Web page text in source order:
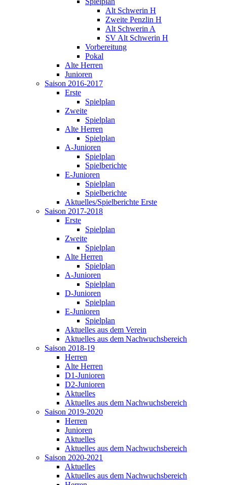
Alt Schwerin H
Zweite Penzlin H
Alt Schwerin A
SV Alt Schwerin H
Vorbereitung
Pokal
Alte Herren
Junioren
Saison 2016-2017
Erste
Spielplan
Zweite
Spielplan
Alte Herren
Spielplan
A-Junioren
Spielplan
Spielberichte
E-Junioren
Spielplan
Spielberichte
Aktuelles/Spielberichte Erste
Saison 2017-2018
Erste
Spielplan
Zweite
Spielplan
Alte Herren
Spielplan
A-Junioren
Spielplan
D-Junioren
Spielplan
E-Junioren
Spielplan
Aktuelles aus dem Verein
Aktuelles aus dem Nachwuchsbereich
Saison 2018-19
Herren
Alte Herren
D1-Junioren
D2-Junioren
Aktuelles
Aktuelles aus dem Nachwuchsbereich
Saison 2019-2020
Herren
Junioren
Aktuelles
Aktuelles aus dem Nachwuchsbereich
Saison 2020-2021
Aktuelles
Aktuelles aus dem Nachwuchsbereich